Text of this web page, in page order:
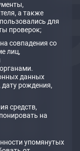
а также
для
проверок;
совпадения со
лиц,
данных
рождения,
средств,
на
упомянутых